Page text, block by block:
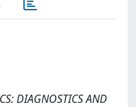
DIAGNOSTICS AND